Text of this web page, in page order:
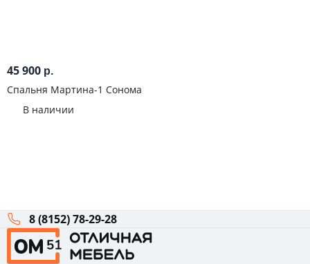
45 900 р.
Спальня Мартина-1 Сонома
В наличии
8 (8152) 78-29-28